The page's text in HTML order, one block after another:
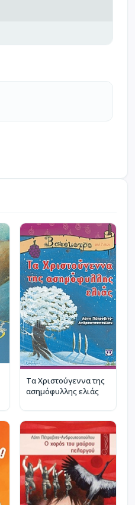
Τα Χριστούγεννα της
ασημόφυλλης ελιάς